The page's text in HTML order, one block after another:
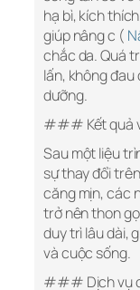
hạ bì, kích
giúp nâng c (
chắc da. Quá
lấn, không
dưỡng.
### Kết quả
Sau một liệu
sự thay đổi
căng mịn, các
trở nên thon
duy trì lâu dài,
và cuộc sống.
### Dịch vụ